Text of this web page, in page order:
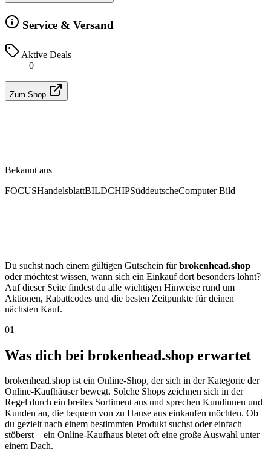
Service & Versand
Aktive Deals
0
Zum Shop
Bekannt aus
FOCUSHandelsblattBILDCHIPSüddeutscheComputer Bild
Du suchst nach einem gültigen Gutschein fürbrokenhead.shop
oder möchtest wissen, wann sich ein Einkauf dort besonders lohnt?
Auf dieser Seite findest du alle wichtigen Hinweise rund um
Aktionen, Rabattcodes und die besten Zeitpunkte für deinen
nächsten Kauf.
01
Was dich bei brokenhead.shop erwartet
brokenhead.shop ist ein Online-Shop, der sich in der Kategorie der
Online-Kaufhäuser bewegt. Solche Shops zeichnen sich in der
Regel durch ein breites Sortiment aus und sprechen Kundinnen und
Kunden an, die bequem von zu Hause aus einkaufen möchten. Ob
du gezielt nach einem bestimmten Produkt suchst oder einfach
stöberst – ein Online-Kaufhaus bietet oft eine große Auswahl unter
einem Dach.